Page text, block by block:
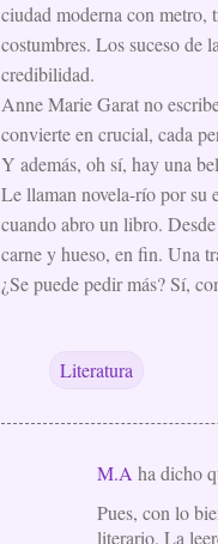
ciudad moderna con metro,
costumbres. Los suceso de
credibilidad.
Anne Marie Garat no
convierte en crucial, cada
Y además, oh sí, hay una
Le llaman novela-río por su
cuando abro un libro.
carne y hueso, en fin. Una
¿Se puede pedir más? Sí,
Literatura
M.A ha dicho
Pues, con lo
literario. La